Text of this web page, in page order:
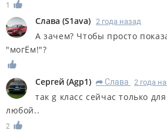
1
Слава (S1ava) 2 года назад
А зачем? Чтобы просто
"могЁм!"?
Сергей (Agp1) R Слава 2 года
так g класс сейчас только
любой..
2